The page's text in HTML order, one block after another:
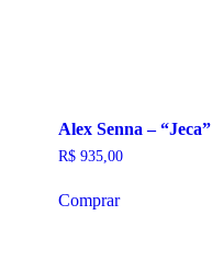
Alex Senna – “Jeca”
R$935,00
Comprar